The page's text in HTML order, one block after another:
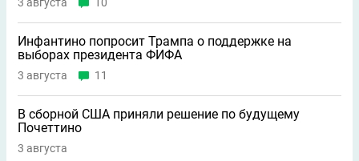
3 августа 10
Инфантино попросит Трампа о поддержке на
выборах президента ФИФА
3 августа 11
В сборной США приняли решение по будущему
Почеттино
3 августа